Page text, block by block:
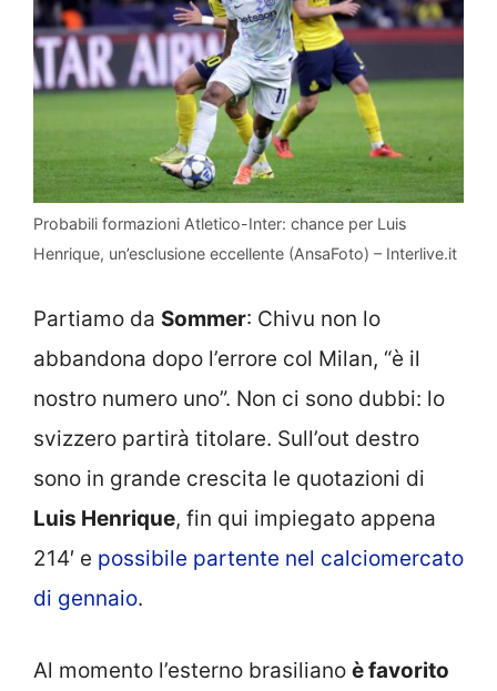
Probabili formazioni Atletico-Inter: chance per Luis
Henrique, un’esclusione eccellente (AnsaFoto) – Interlive.it
Partiamo da Sommer: Chivu non lo
abbandona dopo l’errore col Milan, “è il
nostro numero uno”. Non ci sono dubbi: lo
svizzero partirà titolare. Sull’out destro
sono in grande crescita le quotazioni di
Luis Henrique, fin qui impiegato appena
214′ e possibile partente nel calciomercato
di gennaio.
Al momento l’esterno brasiliano è favorito